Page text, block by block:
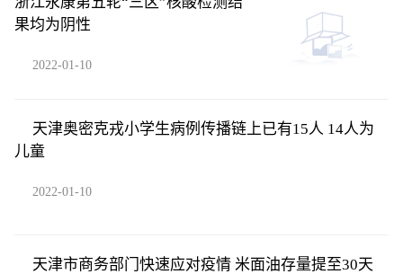
果均为阴性
2022-01-10
天津奥密克戎小学生病例传播链上已有15人 14人为
儿童
2022-01-10
天津市商务部门快速应对疫情 米面油存量提至30天